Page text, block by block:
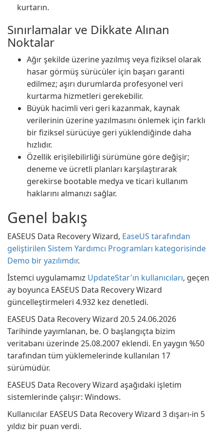
kurtarın.
Sınırlamalar ve Dikkate Alınan
Noktalar
Ağır şekilde üzerine yazılmış veya fiziksel olarak
hasar görmüş sürücüler için başarı garanti
edilmez; aşırı durumlarda profesyonel veri
kurtarma hizmetleri gerekebilir.
Büyük hacimli veri geri kazanmak, kaynak
verilerinin üzerine yazılmasını önlemek için farklı
bir fiziksel sürücüye geri yüklendiğinde daha
hızlıdır.
Özellik erişilebilirliği sürümüne göre değişir;
deneme ve ücretli planları karşılaştırarak
gerekirse bootable medya ve ticari kullanım
haklarını almanızı sağlar.
Genel bakış
EASEUS Data Recovery Wizard, EaseUS tarafından
geliştirilen Sistem Yardımcı Programları kategorisinde
Demo bir yazılımdır.
İstemci uygulamamız UpdateStar'ın kullanıcıları, geçen
ay boyunca EASEUS Data Recovery Wizard
güncelleştirmeleri 4.932 kez denetledi.
EASEUS Data Recovery Wizard 20.5 24.06.2026
Tarihinde yayımlanan, be. O başlangıçta bizim
veritabanı üzerinde 25.08.2007 eklendi. En yaygın %50
tarafından tüm yüklemelerinde kullanılan 17
sürümüdür.
EASEUS Data Recovery Wizard aşağıdaki işletim
sistemlerinde çalışır: Windows.
Kullanıcılar EASEUS Data Recovery Wizard 3 dışarı-in 5
yıldız bir puan verdi.